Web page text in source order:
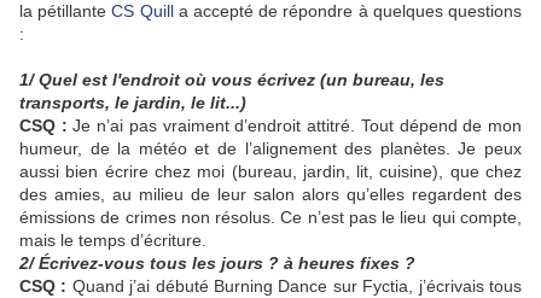
la pétillanteCS Quilla accepté de répondre à quelques questions
:
1/ Quel est l'endroit où vous écrivez (un bureau, les
transports, le jardin, le lit...)
CSQ : Je n’ai pas vraiment d’endroit attitré. Tout dépend de mon
humeur, de la météo et de l’alignement des planètes. Je peux
aussi bien écrire chez moi (bureau, jardin, lit, cuisine), que chez
des amies, au milieu de leur salon alors qu’elles regardent des
émissions de crimes non résolus. Ce n’est pas le lieu qui compte,
mais le temps d’écriture.
2/ Écrivez-vous tous les jours ? à heures fixes ?
CSQ : Quand j’ai débuté Burning Dance sur Fyctia, j’écrivais tous